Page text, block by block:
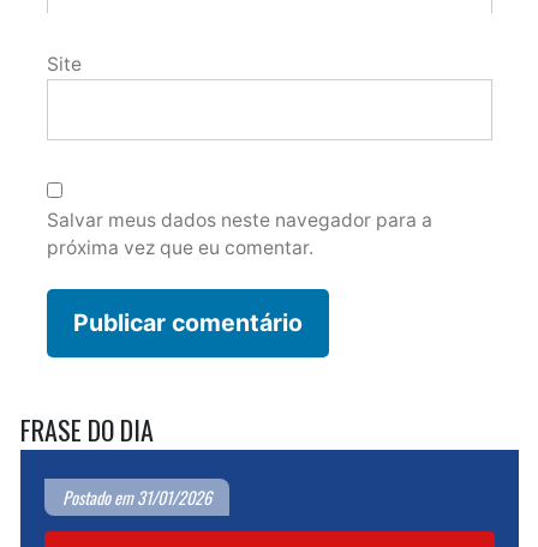
Site
Salvar meus dados neste navegador para a
próxima vez que eu comentar.
FRASE DO DIA
Postado em 31/01/2026